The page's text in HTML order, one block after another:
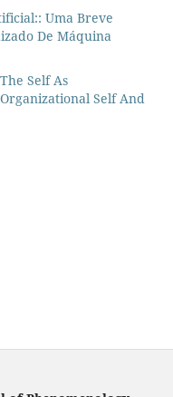
Uma Breve
De Máquina
Self As
Self And